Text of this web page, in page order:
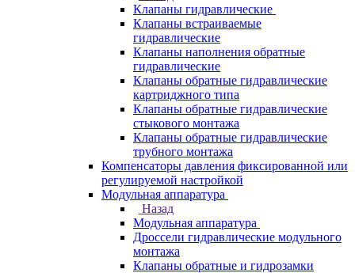
Клапаны гидравлические
Клапаны встраиваемые
гидравлические
Клапаны наполнения обратные
гидравлические
Клапаны обратные гидравлические
картриджного типа
Клапаны обратные гидравлические
стыкового монтажа
Клапаны обратные гидравлические
трубного монтажа
Компенсаторы давления фиксированной или
регулируемой настройкой
Модульная аппаратура
Назад
Модульная аппаратура
Дроссели гидравлические модульного
монтажа
Клапаны обратные и гидрозамки